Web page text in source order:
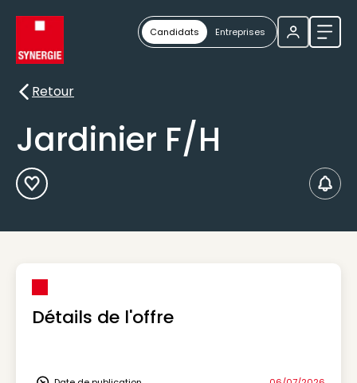
Candidats Entreprises
Retour
Retour
Jardinier F/H
Ajouter aux Favoris
Détails de l'offre